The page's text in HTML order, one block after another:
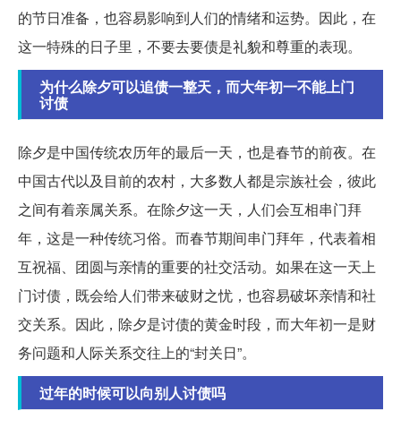
的节日准备，也容易影响到人们的情绪和运势。因此，在
这一特殊的日子里，不要去要债是礼貌和尊重的表现。
为什么除夕可以追债一整天，而大年初一不能上门
讨债
除夕是中国传统农历年的最后一天，也是春节的前夜。在
中国古代以及目前的农村，大多数人都是宗族社会，彼此
之间有着亲属关系。在除夕这一天，人们会互相串门拜
年，这是一种传统习俗。而春节期间串门拜年，代表着相
互祝福、团圆与亲情的重要的社交活动。如果在这一天上
门讨债，既会给人们带来破财之忧，也容易破坏亲情和社
交关系。因此，除夕是讨债的黄金时段，而大年初一是财
务问题和人际关系交往上的“封关日”。
过年的时候可以向别人讨债吗